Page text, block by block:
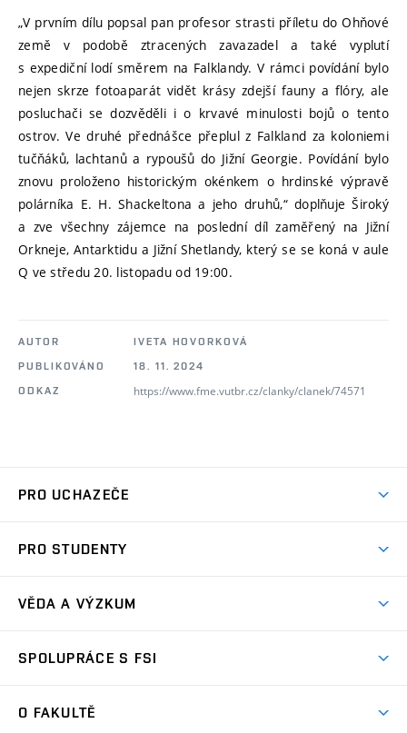
„V prvním dílu popsal pan profesor strasti příletu do Ohňové
země v podobě ztracených zavazadel a také vyplutí
s expediční lodí směrem na Falklandy. V rámci povídání bylo
nejen skrze fotoaparát vidět krásy zdejší fauny a flóry, ale
posluchači se dozvěděli i o krvavé minulosti bojů o tento
ostrov. Ve druhé přednášce přeplul z Falkland za koloniemi
tučňáků, lachtanů a rypoušů do Jižní Georgie. Povídání bylo
znovu proloženo historickým okénkem o hrdinské výpravě
polárníka E. H. Shackeltona a jeho druhů,“ doplňuje Široký
a zve všechny zájemce na poslední díl zaměřený na Jižní
Orkneje, Antarktidu a Jižní Shetlandy, který se se koná v aule
Q ve středu 20. listopadu od 19:00.
AUTOR
IVETA HOVORKOVÁ
PUBLIKOVÁNO
18. 11. 2024
ODKAZ
https://www.fme.vutbr.cz/clanky/clanek/74571
PRO UCHAZEČE
Ambasadoři studia
Zápisy
PRO STUDENTY
Studijní předpisy
Pro prváky
VĚDA A VÝZKUM
Oblasti výzkumu
SPOLUPRÁCE S FSI
O FAKULTĚ